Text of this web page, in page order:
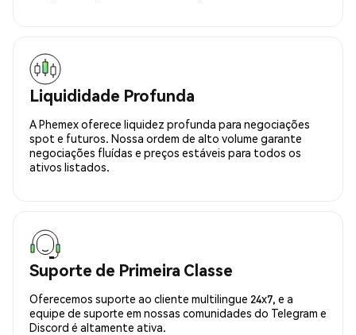
Liquididade Profunda
A Phemex oferece liquidez profunda para negociações
spot e futuros. Nossa ordem de alto volume garante
negociações fluídas e preços estáveis para todos os
ativos listados.
Suporte de Primeira Classe
Oferecemos suporte ao cliente multilingue 24x7, e a
equipe de suporte em nossas comunidades do Telegram e
Discord é altamente ativa.